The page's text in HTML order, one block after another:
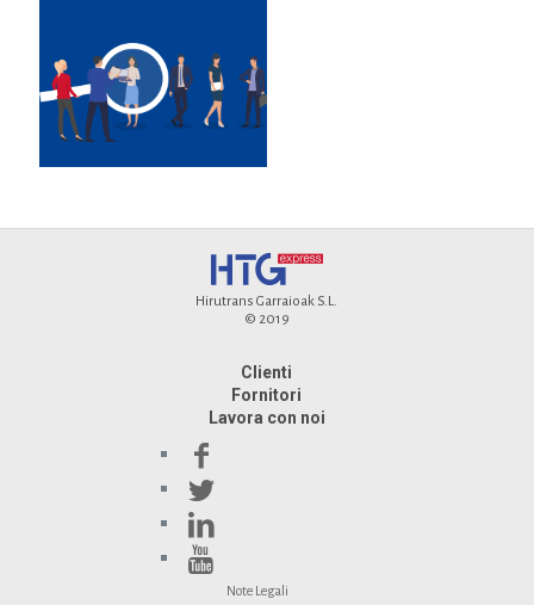
Hirutrans Garraioak S.L.
© 2019
Clienti
Fornitori
Lavora con noi
Note Legali